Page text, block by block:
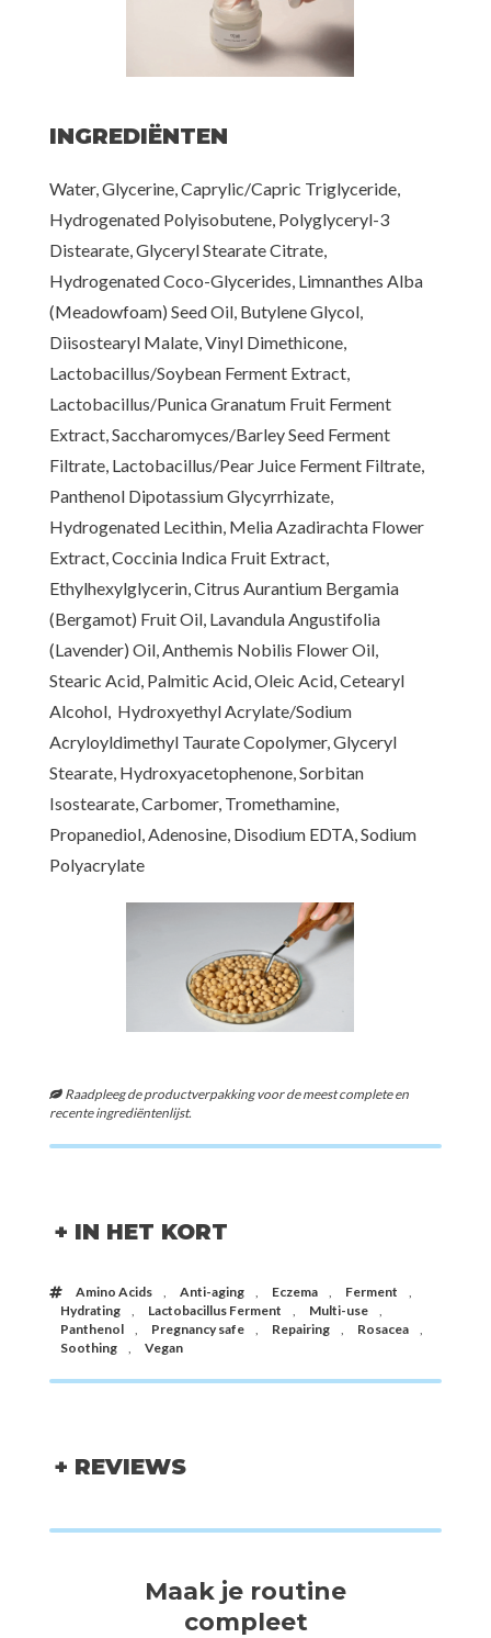
INGREDIËNTEN
Water, Glycerine, Caprylic/Capric Triglyceride,
Hydrogenated Polyisobutene, Polyglyceryl-3
Distearate, Glyceryl Stearate Citrate,
Hydrogenated Coco-Glycerides, Limnanthes Alba
(Meadowfoam) Seed Oil, Butylene Glycol,
Diisostearyl Malate, Vinyl Dimethicone,
Lactobacillus/Soybean Ferment Extract,
Lactobacillus/Punica Granatum Fruit Ferment
Extract, Saccharomyces/Barley Seed Ferment
Filtrate, Lactobacillus/Pear Juice Ferment Filtrate,
Panthenol Dipotassium Glycyrrhizate,
Hydrogenated Lecithin, Melia Azadirachta Flower
Extract, Coccinia Indica Fruit Extract,
Ethylhexylglycerin, Citrus Aurantium Bergamia
(Bergamot) Fruit Oil, Lavandula Angustifolia
(Lavender) Oil, Anthemis Nobilis Flower Oil,
Stearic Acid, Palmitic Acid, Oleic Acid, Cetearyl
Alcohol, Hydroxyethyl Acrylate/Sodium
Acryloyldimethyl Taurate Copolymer, Glyceryl
Stearate, Hydroxyacetophenone, Sorbitan
Isostearate, Carbomer, Tromethamine,
Propanediol, Adenosine, Disodium EDTA, Sodium
Polyacrylate
Raadpleeg de productverpakking voor de meest complete en
recente ingrediëntenlijst.
+ IN HET KORT
Amino Acids Anti-aging Eczema Ferment
Hydrating
Lactobacillus Ferment Multi-use
Panthenol
Pregnancy safe Repairing Rosacea
Soothing
Vegan
+ REVIEWS
Maak je routine
compleet